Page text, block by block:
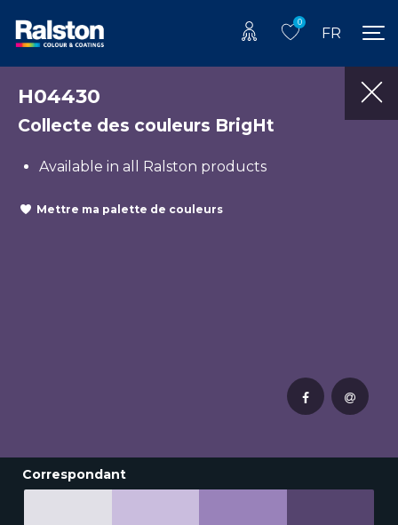
0
FR
H04430
Collecte des couleurs BrigHt
Available in all Ralston products
Mettre ma palette de couleurs
Correspondant